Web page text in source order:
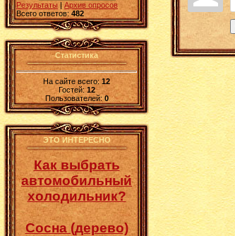
Результаты |Архив опросов
Всего ответов: 482
Статистика
На сайте всего:12
Гостей: 12
Пользователей: 0
ЭТО ИНТЕРЕСНО
Как выбрать
автомобильный
холодильник?
Сосна (дерево)